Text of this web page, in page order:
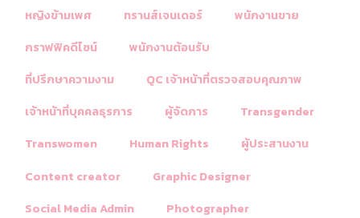
หญิงข้ามเพศ ทรานส์เจนเดอร์
พนักงานขาย
กราฟฟิคดีไซน์
พนักงานต้อนรับ
ที่ปรึกษาความงาม
QC เจ้าหน้าที่ตรวจสอบคุณภาพ
เจ้าหน้าที่บุคคลธุรการ
ผู้จัดการ
Transgender
Transwomen
Human Rights
ผู้ประสานงาน
Content creator
Graphic Designer
Social Media Admin
Photographer